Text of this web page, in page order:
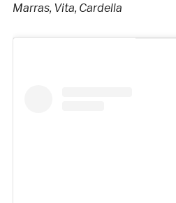
Marras, Vita, Cardella